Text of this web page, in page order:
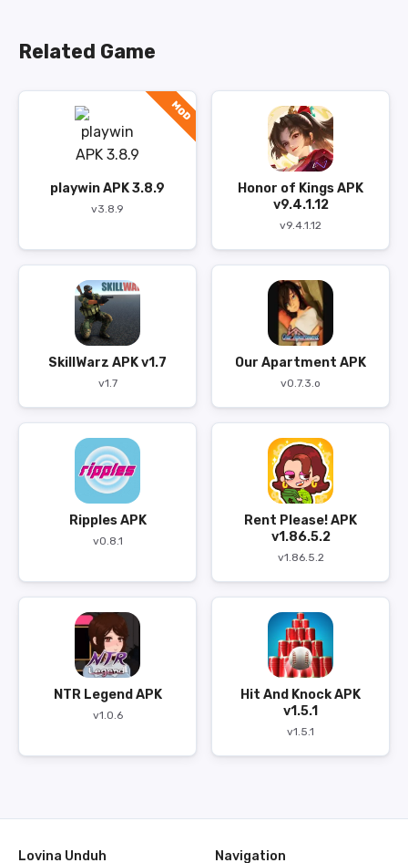
Related Game
MOD
playwin APK 3.8.9
v3.8.9
Honor of Kings APK
v9.4.1.12
v9.4.1.12
SkillWarz APK v1.7
v1.7
Our Apartment APK
v0.7.3.o
Ripples APK
v0.8.1
Rent Please! APK
v1.86.5.2
v1.86.5.2
NTR Legend APK
v1.0.6
Hit And Knock APK
v1.5.1
v1.5.1
Lovina Unduh Navigation